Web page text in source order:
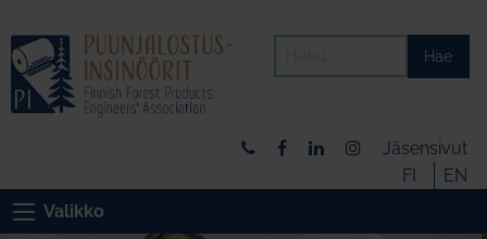
Hae
Jäsensivut
FI
EN
Valikko